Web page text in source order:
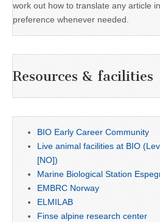
work out how to translate any article
preference whenever needed.
Resources & facilities
BIO Early Career Community
Live animal facilities at BIO
[NO])
Marine Biological Station
EMBRC Norway
ELMILAB
Finse alpine research center